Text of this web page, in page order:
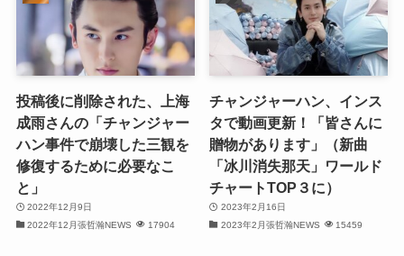
(29)
(30)
(32)
投稿後に削除された、上海
成雨さんの「チャンジャー
ハン事件で崩壊した三観を
修復するために必要なこ
と」
2022年12月9日
2022年12月張哲瀚NEWS
17904
チャンジャーハン、インス
タで動画更新！「皆さんに
贈物があります」（新曲
「冰川消失那天」ワールド
チャートTOP３に）
2023年2月16日
2023年2月張哲瀚NEWS
15459